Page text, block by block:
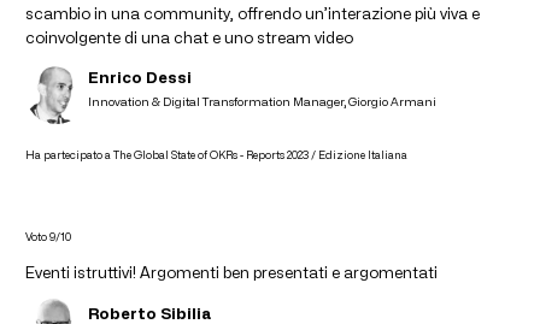
scambio in una community, offrendo un’interazione più viva e
coinvolgente di una chat e uno stream video
Enrico Dessi
Innovation & Digital Transformation Manager, Giorgio Armani
Ha partecipato a The Global State of OKRs - Reports 2023 / Edizione Italiana
Voto 9/10
Eventi istruttivi! Argomenti ben presentati e argomentati
Roberto Sibilia